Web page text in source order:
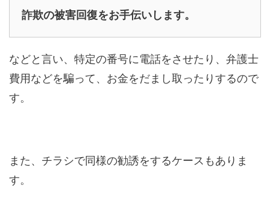
詐欺の被害回復をお手伝いします。
などと言い、特定の番号に電話をさせたり、弁護士
費用などを騙って、お金をだまし取ったりするので
す。
また、チラシで同様の勧誘をするケースもありま
す。